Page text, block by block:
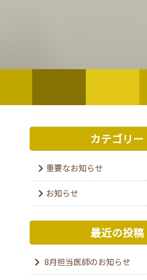
カテゴリー
重要なお知らせ
お知らせ
最近の投稿
8月担当医師のお知らせ